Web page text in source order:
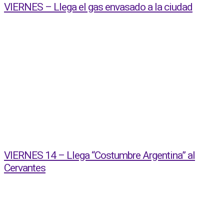
VIERNES – Llega el gas envasado a la ciudad
VIERNES 14 – Llega “Costumbre Argentina” al
Cervantes